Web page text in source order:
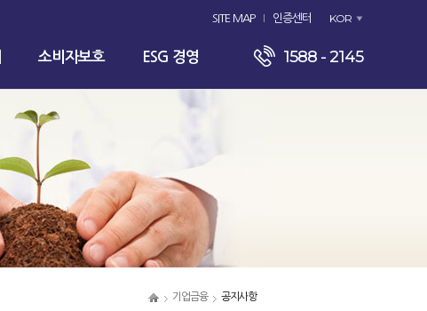
SITE MAP 인증센터 KOR
소비자보호 ESG 경영 1588 - 2145
기업금융 공지사항